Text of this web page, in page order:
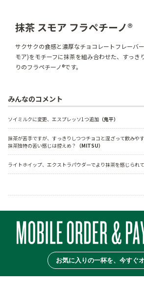
抹茶 スモア フラペチーノ®
サクサクの食感と濃厚なチョコレートフレーバ
モア)をモチーフに抹茶を組み合わせた、すっき
りのフラペチーノ®です。
みんなのコメント
ソイミルクに変更、エスプレッソ1つ追加 （鬼平）
抹茶が苦手ですが、すっきりしつつチョコと混ざって飲みやす
抹茶独特の苦い感じは控えめ？ （MlTSU）
ライトホイップ、エクストラパウダーでより抹茶を感じられ
お気に入りの一杯を、今すぐ